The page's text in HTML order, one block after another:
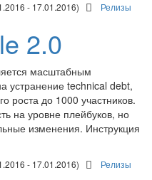
- 17.01.2016) Релизы
2.0
масштабным
устранение technical debt,
роста до 1000 участников.
на уровне плейбуков, но
изменения. Инструкция
- 17.01.2016) Релизы